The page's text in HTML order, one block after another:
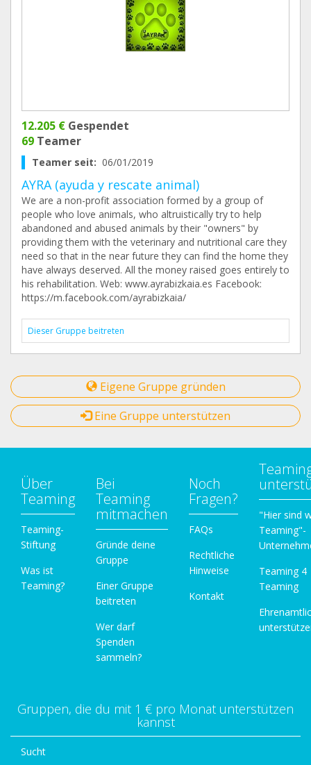
12.205 € Gespendet
69 Teamer
Teamer seit: 06/01/2019
AYRA (ayuda y rescate animal)
We are a non-profit association formed by a group of
people who love animals, who altruistically try to help
abandoned and abused animals by their "owners" by
providing them with the veterinary and nutritional care they
need so that in the near future they can find the home they
have always deserved. All the money raised goes entirely to
his rehabilitation. Web: www.ayrabizkaia.es Facebook:
https://m.facebook.com/ayrabizkaia/
Dieser Gruppe beitreten
Eigene Gruppe gründen
Eine Gruppe unterstützen
Über
Teaming
Teaming-
Stiftung
Was ist
Teaming?
Bei
Teaming
mitmachen
Gründe deine
Gruppe
Einer Gruppe
beitreten
Wer darf
Spenden
sammeln?
Noch
Fragen?
FAQs
Rechtliche
Hinweise
Kontakt
"Hier sind
Teaming"-
Teaming 4
Teaming
Gruppen, die du mit 1 € pro Monat unterstützen
kannst
Sucht